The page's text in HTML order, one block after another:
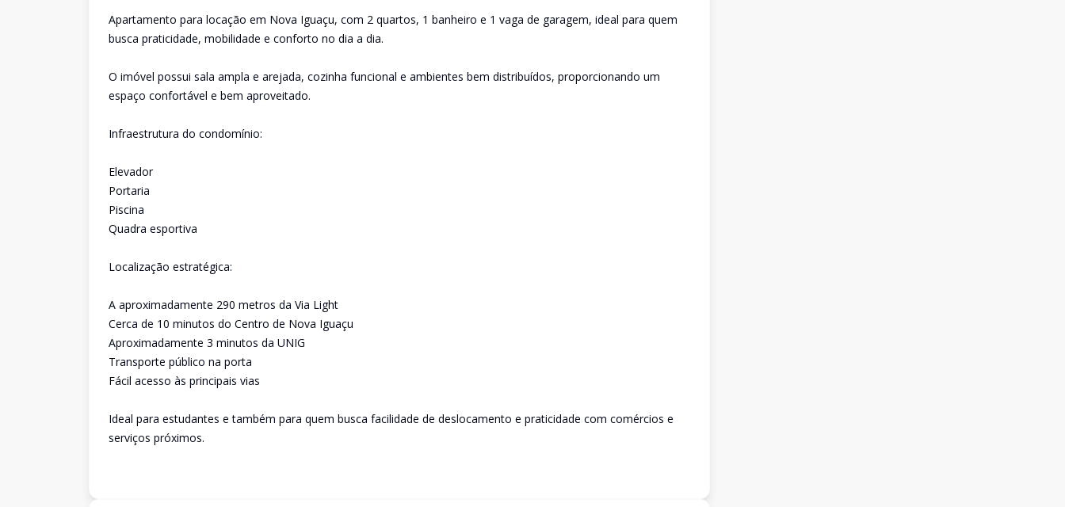
Apartamento para locação em Nova Iguaçu, com 2 quartos, 1 banheiro e 1 vaga de garagem, ideal para quem
busca praticidade, mobilidade e conforto no dia a dia.
O imóvel possui sala ampla e arejada, cozinha funcional e ambientes bem distribuídos, proporcionando um
espaço confortável e bem aproveitado.
Infraestrutura do condomínio:
Elevador
Portaria
Piscina
Quadra esportiva
Localização estratégica:
A aproximadamente 290 metros da Via Light
Cerca de 10 minutos do Centro de Nova Iguaçu
Aproximadamente 3 minutos da UNIG
Transporte público na porta
Fácil acesso às principais vias
Ideal para estudantes e também para quem busca facilidade de deslocamento e praticidade com comércios e
serviços próximos.